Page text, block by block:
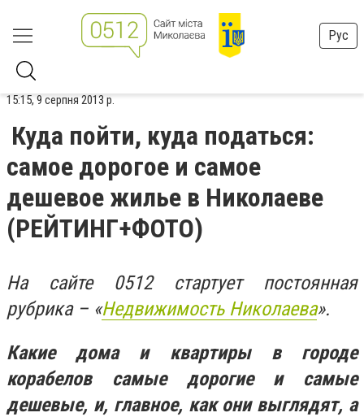
Рус
15:15, 9 серпня 2013 р.
Куда пойти, куда податься:
самое дорогое и самое
дешевое жилье в Николаеве
(РЕЙТИНГ+ФОТО)
На сайте 0512 стартует постоянная
рубрика – «Недвижимость Николаева».
Какие дома и квартиры в городе
корабелов самые дорогие и самые
дешевые, и, главное, как они выглядят, а